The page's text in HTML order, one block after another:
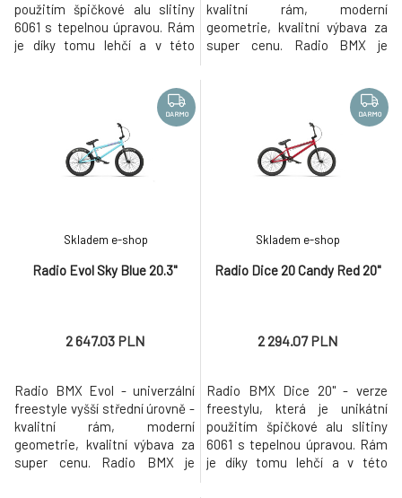
použitím špičkové alu slitiny
6061 s tepelnou úpravou. Rám
je díky tomu lehčí a v této
odladěny pro juniorské jezdce.
Univerzální freestyle střední
úrovně - kvalitní rám, moderní
geometrie, kvalitní výbava za
super cenu.
kvalitní rám, moderní
geometrie, kvalitní výbava za
super cenu. Radio BMX je
po celém světě (aktuálně se
distribuuje ve více než 50
zemích na 6 kontinentech). Při
návrhu svých kol vychází z
pokrokových rámů s pro
DARMO
Radio Evol Sky Blue 20.3"
Skladem e-shop
2 647.03 PLN
Radio BMX Evol - univerzální
freestyle vyšší střední úrovně -
kvalitní rám, moderní
geometrie, kvalitní výbava za
super cenu. Radio BMX je
DARMO
Radio Dice 20 Candy Red 20"
Skladem e-shop
2 294.07 PLN
Radio BMX Dice 20" - verze
freestylu, která je unikátní
použitím špičkové alu slitiny
6061 s tepelnou úpravou. Rám
je díky tomu lehčí a v této